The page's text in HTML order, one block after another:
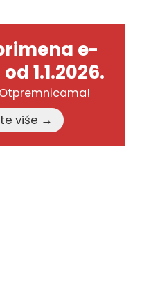
e-
1.1.2026.
Pročitajte više →